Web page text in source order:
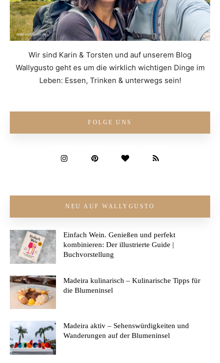
Wir sind Karin & Torsten und auf unserem Blog
Wallygusto geht es um die wirklich wichtigen Dinge im
Leben: Essen, Trinken & unterwegs sein!
FOLGE UNS
NEU AUF WALLYGUSTO
Einfach Wein. Genießen und perfekt
kombinieren: Der illustrierte Guide |
Buchvorstellung
Madeira kulinarisch – Kulinarische Tipps für
die Blumeninsel
Madeira aktiv – Sehenswürdigkeiten und
Wanderungen auf der Blumeninsel